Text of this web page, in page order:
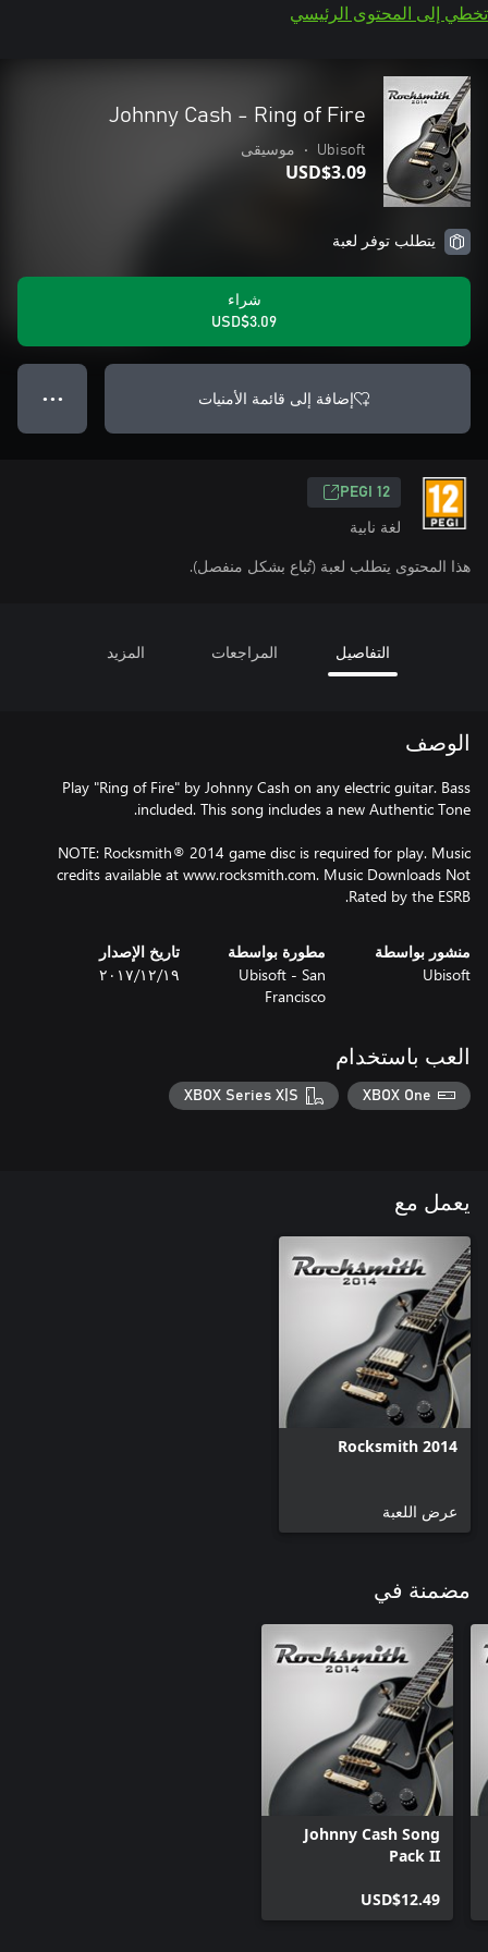
تخطي إلى المحتوى الرئيسي
Johnny Cash - Ring of Fire
Ubisoft
• موسيقى
USD$3.09
يتطلب توفر لعبة
شراء
USD$3.09
إضافة إلى قائمة الأمنيات ● ● ●
PEGI 12
لغة نابية
هذا المحتوى يتطلب لعبة (تُباع بشكل منفصل).
التفاصيل المراجعات المزيد
الوصف
Play "Ring of Fire" by Johnny Cash on any electric guitar. Bass
NOTE: Rocksmith® 2014 game disc is required for play. Music
credits available at www.rocksmith.com. Music Downloads Not
Rated by the ESRB.
منشور بواسطة
Ubisoft
مطورة بواسطة
Ubisoft - San
Francisco
تاريخ الإصدار
١٩‏/١٢‏/٢٠١٧
العب باستخدام
XBOX One
XBOX Series X|S
يعمل مع
Rocksmith 2014
عرض اللعبة
مضمنة في
Johnny Cash Song
Pack II
USD$12.49